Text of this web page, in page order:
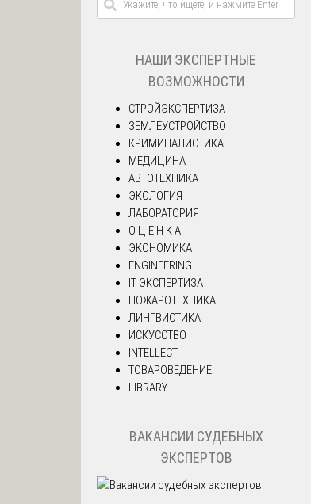
НАШИ ЭКСПЕРТНЫЕ
ВОЗМОЖНОСТИ
СТРОЙЭКСПЕРТИЗА
ЗЕМЛЕУСТРОЙСТВО
КРИМИНАЛИСТИКА
МЕДИЦИНА
АВТОТЕХНИКА
ЭКОЛОГИЯ
ЛАБОРАТОРИЯ
О Ц Е Н К А
ЭКОНОМИКА
ENGINEERING
IT ЭКСПЕРТИЗА
ПОЖАРОТЕХНИКА
ЛИНГВИСТИКА
ИСКУССТВО
INTELLECT
ТОВАРОВЕДЕНИЕ
LIBRARY
ВАКАНСИИ СУДЕБНЫХ
ЭКСПЕРТОВ